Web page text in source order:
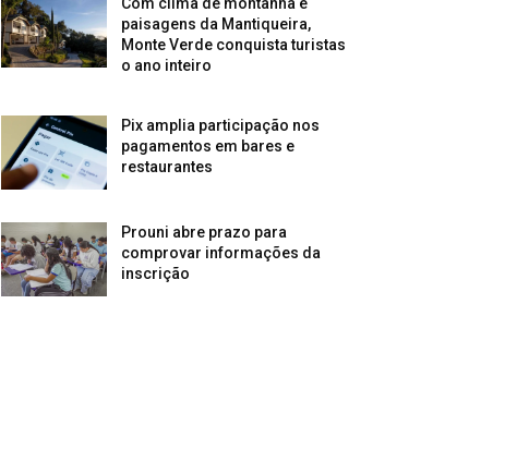
paisagens da Mantiqueira,
Monte Verde conquista turistas
o ano inteiro
Pix amplia participação nos
pagamentos em bares e
restaurantes
Prouni abre prazo para
comprovar informações da
inscrição